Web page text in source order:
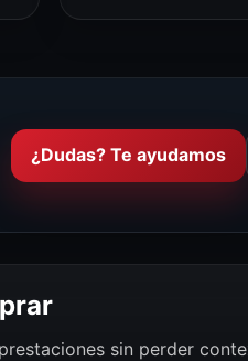
¿Dudas? Te ayudamos
sin perder